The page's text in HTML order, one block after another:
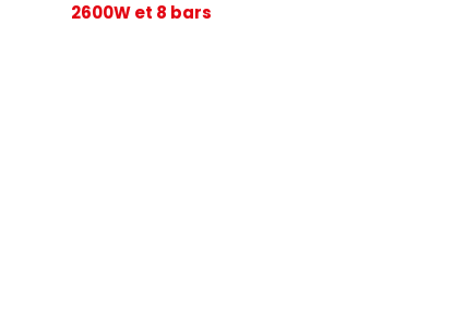
2600W et 8 bars